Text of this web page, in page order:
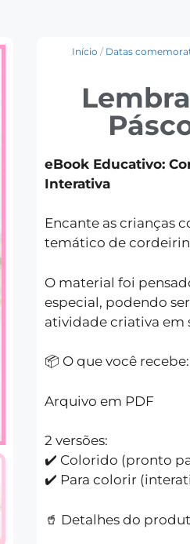
Início / Datas
eBook Educativo:
Interativa
Encante as crianças
temático de
O material foi
especial, podendo
atividade criativa em
📦 O que você recebe:
Arquivo em PDF
2 versões:
✔️ Colorido (pronto
✔️ Para colorir
🥤 Detalhes do